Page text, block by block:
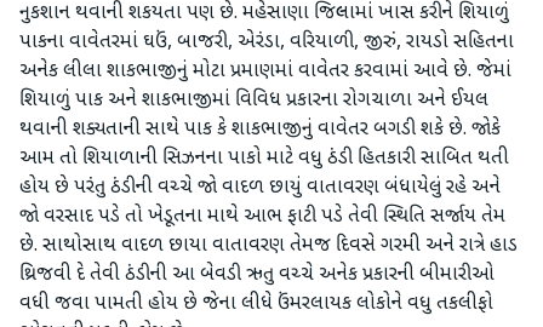
નુકશાન થવાની શકયતા પણ છે. મહેસાણા જિલ્લામાં ખાસ કરીને શિયાળું
પાકના વાવેતરમાં ઘઉં, બાજરી, એરંડા, વરિયાળી, જીરું, રાયડો સહિતના
અનેક લીલા શાકભાજીનું મોટા પ્રમાણમાં વાવેતર કરવામાં આવે છે. જેમાં
શિયાળું પાક અને શાકભાજીમાં વિવિધ પ્રકારના રોગચાળા અને ઈયલ
થવાની શક્યતાની સાથે પાક કે શાકભાજીનું વાવેતર બગડી શકે છે. જોકે
આમ તો શિયાળાની સિઝનના પાકો માટે વધુ ઠંડી હિતકારી સાબિત થતી
હોય છે પરંતુ ઠંડીની વચ્ચે જો વાદળ છાયું વાતાવરણ બંધાયેલું રહે અને
જો વરસાદ પડે તો ખેડૂતના માથે આભ ફાટી પડે તેવી સ્થિતિ સર્જાય તેમ
છે. સાથોસાથ વાદળ છાયા વાતાવરણ તેમજ દિવસે ગરમી અને રાત્રે હાડ
થ્રિજવી દે તેવી ઠંડીની આ બેવડી ઋતુ વચ્ચે અનેક પ્રકારની બીમારીઓ
વધી જવા પામતી હોય છે જેના લીધે ઉંમરલાયક લોકોને વધુ તકલીફો